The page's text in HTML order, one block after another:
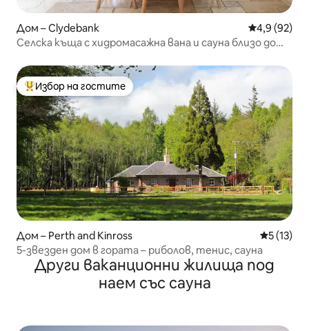
Дом – Clydebank Средна
4,9 (92)
Селска къща с хидромасажна вана и сауна близо до
Най-популярен избор на гостите
Избор на гостите
Дом – Perth and Kinross Средна
5 (13)
5-звезден дом в гората – риболов, тенис, сауна
Други ваканционни жилища под
наем със сауна